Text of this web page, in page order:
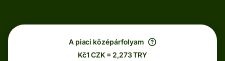
A piaci középárfolyam
Kč1 CZK = 2,273 TRY